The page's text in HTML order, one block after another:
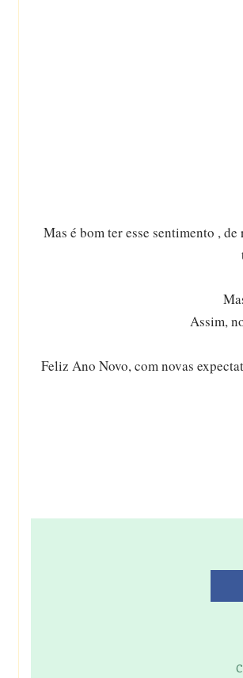
Mas é bom ter esse sentimento ,
Assim,
Feliz Ano Novo, com novas